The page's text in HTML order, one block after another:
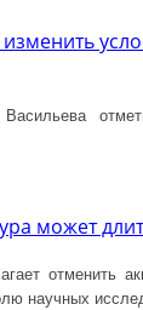
может
отменить
научных